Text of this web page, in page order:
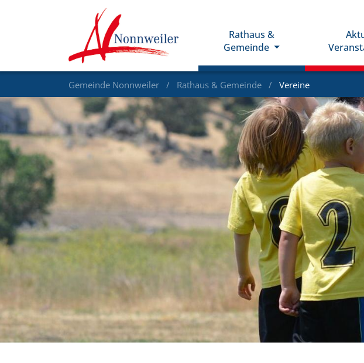
Rathaus &
Gemeinde
Gemeinde Nonnweiler Rathaus & Gemeinde Vereine